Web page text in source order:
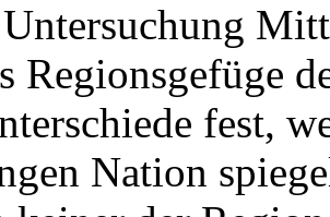
Regionsgefüge
fest,
Nation